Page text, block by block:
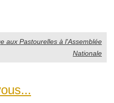
aux Pastourelles à l'Assemblée
Nationale